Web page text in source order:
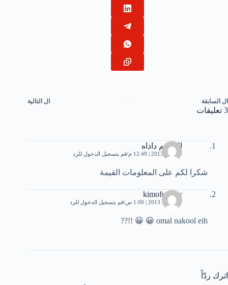
ال السابقة ال التالية
3 تعليقات
القاسم داداه
9 يوليو، 2013 | 12:49 م قم بتسجيل الدخول للرد
شكرا لكم على المعلومات القيمة
kimofunnky
10 يوليو، 2013 | 1:00 ص قم بتسجيل الدخول للرد
omal nakool eih 😀 😀 !!??
اترك ردّاً